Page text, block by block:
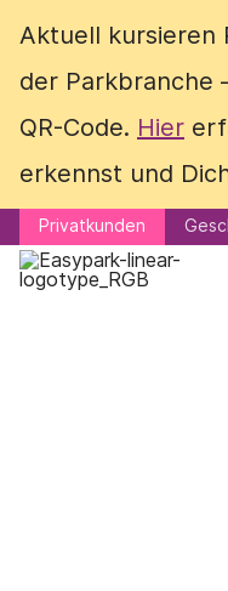
Aktuell kursieren
der Parkbranche
QR-Code. Hier
erkennst und
Privatkunden
Aktuell kursieren
der Parkbranche
QR-Code. Hier
erkennst und
Privatkunden